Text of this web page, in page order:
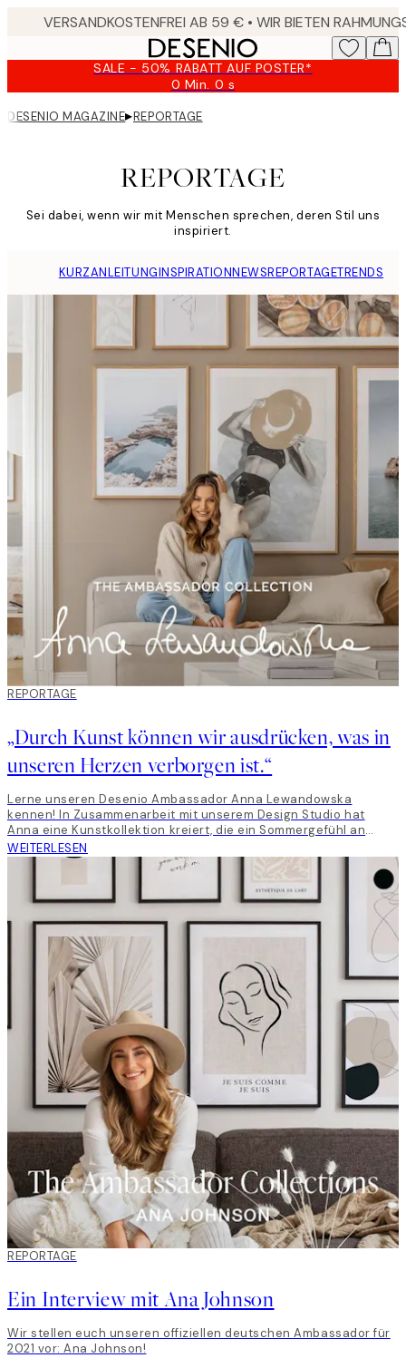
SALE - 50% RABATT AUF POSTER*
0 Min. 0 s
Gültig
2026-
DESENIO MAGAZINE▸REPORTAGE
REPORTAGE
Sei dabei, wenn wir mit Menschen sprechen, deren Stil uns
inspiriert.
KURZANLEITUNGINSPIRATIONNEWSREPORTAGETRENDS
REPORTAGE
„Durch Kunst können wir ausdrücken, was in
unseren Herzen verborgen ist.“
Lerne unseren Desenio Ambassador Anna Lewandowska
kennen! In Zusammenarbeit mit unserem Design Studio hat
Anna eine Kunstkollektion kreiert, die ein Sommergefühl an
deine Wände bringt.
WEITERLESEN
REPORTAGE
Ein Interview mit Ana Johnson
Wir stellen euch unseren offiziellen deutschen Ambassador für
2021 vor: Ana Johnson!